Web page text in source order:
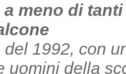
a meno di
1992, con
uomini della